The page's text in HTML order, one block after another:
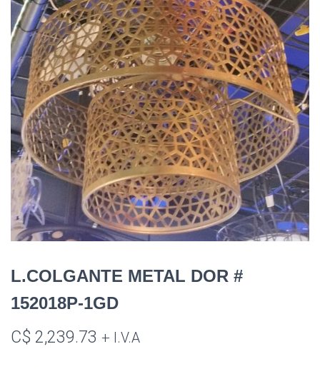
L.COLGANTE METAL DOR #
152018P-1GD
C$ 2,239.73 + I.V.A